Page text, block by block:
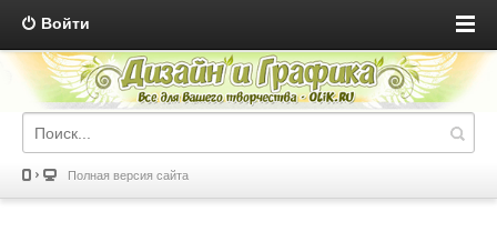
Войти
Полная версия сайта